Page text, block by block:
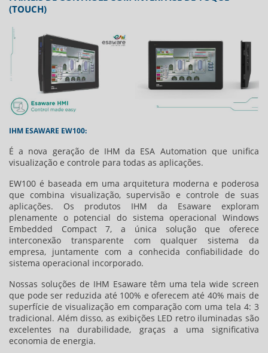
(TOUCH)
IHM ESAWARE EW100:
É a nova geração de IHM da ESA Automation que unifica
visualização e controle para todas as aplicações.
EW100 é baseada em uma arquitetura moderna e poderosa
que combina visualização, supervisão e controle de suas
aplicações. Os produtos IHM da Esaware exploram
plenamente o potencial do sistema operacional Windows
Embedded Compact 7, a única solução que oferece
interconexão transparente com qualquer sistema da
empresa, juntamente com a conhecida confiabilidade do
sistema operacional incorporado.
Nossas soluções de IHM Esaware têm uma tela wide screen
que pode ser reduzida até 100% e oferecem até 40% mais de
superfície de visualização em comparação com uma tela 4: 3
tradicional. Além disso, as exibições LED retro iluminadas são
excelentes na durabilidade, graças a uma significativa
economia de energia.